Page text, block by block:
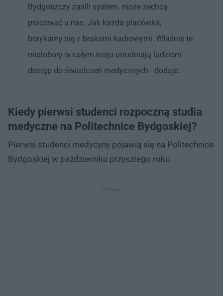
Bydgoszczy zasili system, może zechcą
pracować u nas. Jak każda placówka,
borykamy się z brakami kadrowymi. Właśnie te
niedobory w całym kraju utrudniają ludziom
dostęp do świadczeń medycznych - dodaje.
Kiedy pierwsi studenci rozpoczną studia
medyczne na Politechnice Bydgoskiej?
Pierwsi studenci medycyny pojawią się na Politechnice
Bydgoskiej w październiku przyszłego roku.